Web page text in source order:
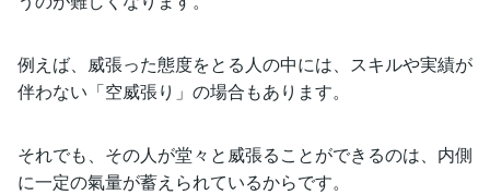
例えば、威張った態度をとる人の中には、スキルや実績が
伴わない「空威張り」の場合もあります。
それでも、その人が堂々と威張ることができるのは、内側
に一定の氣量が蓄えられているからです。